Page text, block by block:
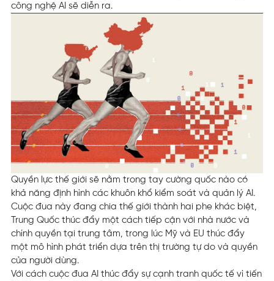
công nghệ AI sẽ diễn ra.
Quyền lực thế giới sẽ nằm trong tay cường quốc nào có
khả năng định hình các khuôn khổ kiểm soát và quản lý AI.
Cuộc đua này đang chia thế giới thành hai phe khác biệt,
Trung Quốc thúc đẩy một cách tiếp cận với nhà nước và
chính quyền tại trung tâm, trong lúc Mỹ và EU thúc đẩy
một mô hình phát triển dựa trên thị trường tự do và quyền
của người dùng.
Với cách cuộc đua AI thúc đẩy sự cạnh tranh quốc tế vì tiến